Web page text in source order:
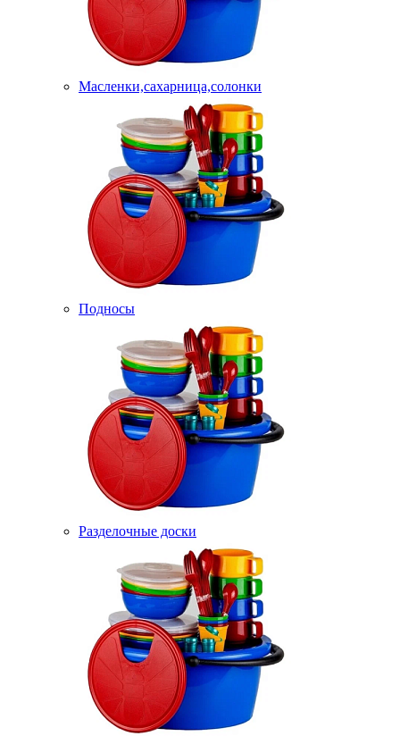
Масленки,сахарница,солонки
Подносы
Разделочные доски